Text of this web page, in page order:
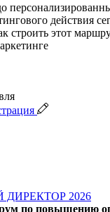
действия
строить этот
2026
по повышению